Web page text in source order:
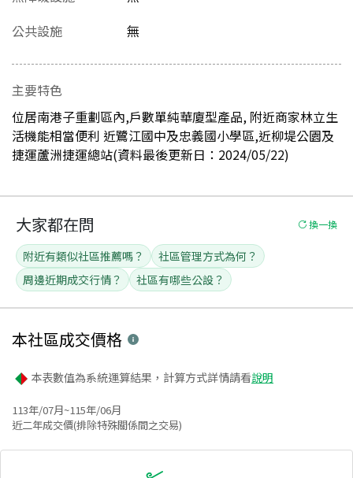
公共設施
無
主要特色
位居南港子重劃區內,戶數單純華廈型產品, 附近商家林立生
活機能相當便利 近鷺江國中及忠義國小學區,近柳堤公園及
捷運蘆洲捷運總站(資料最後更新日：2024/05/22)
大家都在問 換一換
附近有類似社區推薦嗎？
社區管理方式為何？
周邊近期成交行情？
社區有哪些公設？
本社區成交價格
本表數值為系統運算結果，計算方式詳情請看說明
113年/07月~115年/06月
近二年成交價(排除特殊關係間之交易)